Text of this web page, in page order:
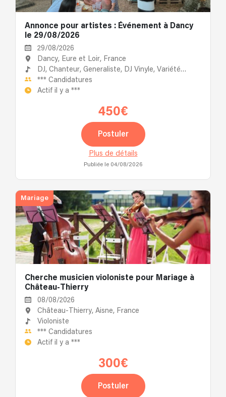
Annonce pour artistes : Événement à Dancy
le 29/08/2026
29/08/2026
Dancy, Eure et Loir, France
DJ, Chanteur, Generaliste, DJ Vinyle, Variété
Française
*** Candidatures
Actif il y a ***
450€
Postuler
Plus de détails
Publiée le 04/08/2026
Mariage
Cherche musicien violoniste pour Mariage à
Château-Thierry
08/08/2026
Château-Thierry, Aisne, France
Violoniste
*** Candidatures
Actif il y a ***
300€
Postuler